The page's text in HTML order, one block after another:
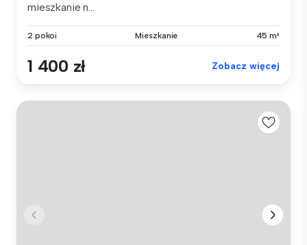
mieszkanie n...
2 pokoi Mieszkanie 45 m²
1 400 zł Zobacz więcej